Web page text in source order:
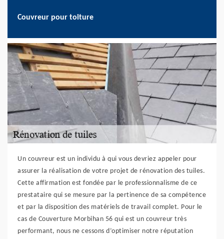
Couvreur pour toiture
Un couvreur est un individu à qui vous devriez appeler pour
assurer la réalisation de votre projet de rénovation des tuiles.
Cette affirmation est fondée par le professionnalisme de ce
prestataire qui se mesure par la pertinence de sa compétence
et par la disposition des matériels de travail complet. Pour le
cas de Couverture Morbihan 56 qui est un couvreur très
performant, nous ne cessons d’optimiser notre réputation